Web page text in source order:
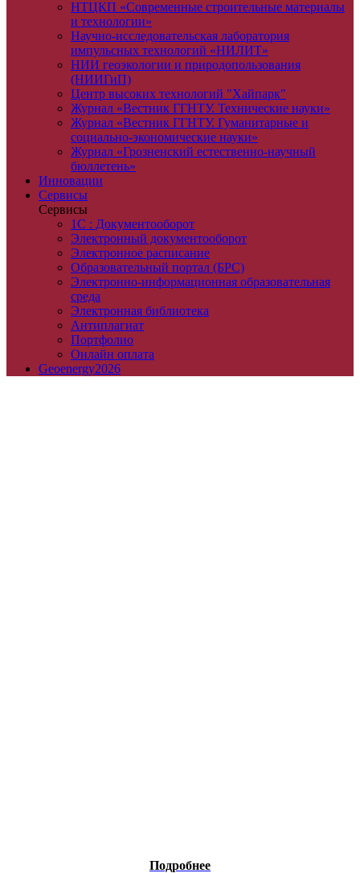
НТЦКП «Современные строительные материалы
и технологии»
Научно-исследовательская лаборатория
импульсных технологий «НИЛИТ»
НИИ геоэкологии и природопользования
(НИИГиП)
Центр высоких технологий "Хайпарк"
Журнал «Вестник ГГНТУ. Технические науки»
Журнал «Вестник ГГНТУ. Гуманитарные и
социально-экономические науки»
Журнал «Грозненский естественно-научный
бюллетень»
Инновации
Сервисы
Сервисы
1С : Документооборот
Электронный документооборот
Электронное расписание
Образовательный портал (БРС)
Электронно-информационная образовательная
среда
Электронная библиотека
Антиплагиат
Портфолио
Онлайн оплата
Geoenergy2026
Подробнее